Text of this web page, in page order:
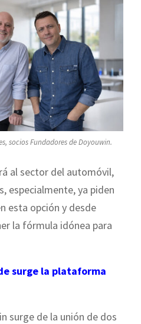
socios Fundadores de Doyouwin.
al sector del automóvil,
especialmente, ya piden
esta opción y desde
la fórmula idónea para
surge la plataforma
surge de la unión de dos